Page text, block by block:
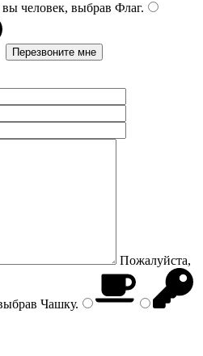
человек, выбрав Флаг.
Пожалуйста,
Чашку.